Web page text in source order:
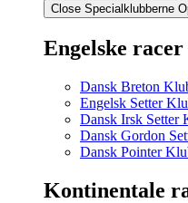
Close Specialklubberne
Engelske racer
Dansk Breton
Engelsk Setter
Dansk Irsk Setter
Dansk Gordon
Dansk Pointer
Kontinentale